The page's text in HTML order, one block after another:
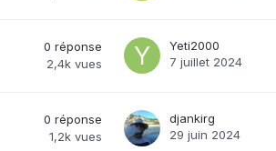
0 réponse
2,4k vues
Yeti2000
7 juillet 2024
0 réponse
1,2k vues
djankirg
29 juin 2024